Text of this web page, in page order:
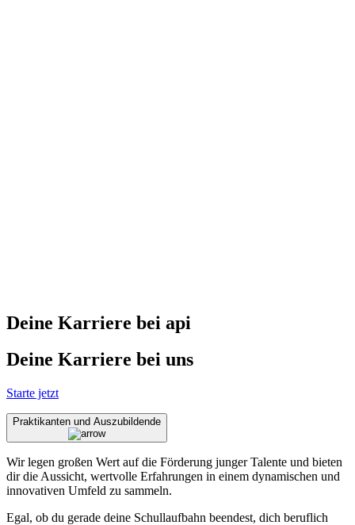
Deine Karriere bei api
Deine Karriere bei uns
Starte jetzt
Praktikanten und Auszubildende
Wir legen großen Wert auf die Förderung junger Talente und bieten
dir die Aussicht, wertvolle Erfahrungen in einem dynamischen und
innovativen Umfeld zu sammeln.
Egal, ob du gerade deine Schullaufbahn beendest, dich beruflich